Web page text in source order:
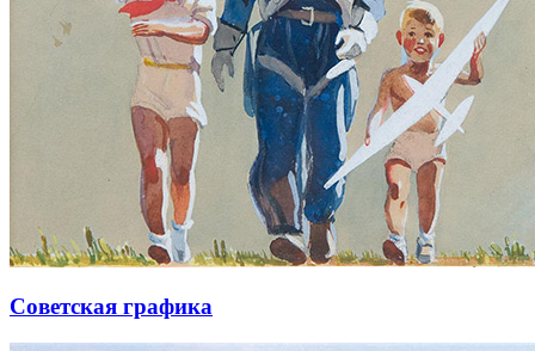
Советская графика